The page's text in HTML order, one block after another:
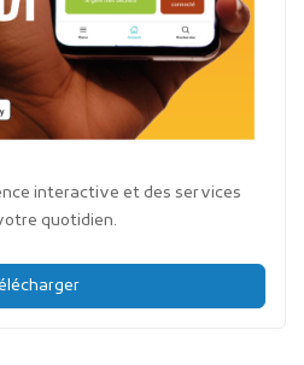
interactive et des services
quotidien.